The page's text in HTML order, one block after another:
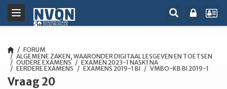
Toggle
navigation
FORUM
ALGEMENE ZAKEN, WAARONDER DIGITAAL LESGEVEN EN TOETSEN
OUDERE EXAMENS
EXAMEN 2023-1 NASK1 NA
EERDERE EXAMENS
EXAMENS 2019-1 BI VMBO-KB BI 2019-1
Vraag 20